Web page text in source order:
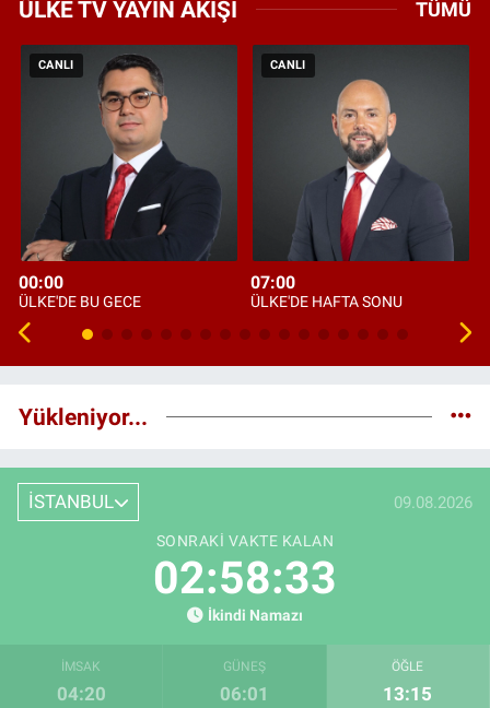
ÜLKE TV YAYIN AKIŞI TÜMÜ
CANLI
00:00
ÜLKE'DE BU GECE
CANLI
07:00
ÜLKE'DE HAFTA SONU
Yükleniyor...
İSTANBUL 09.08.2026
SONRAKI VAKTE KALAN
02:58:32
İkindi Namazı
İMSAK
04:20
GÜNEŞ
06:01
ÖĞLE
13:15